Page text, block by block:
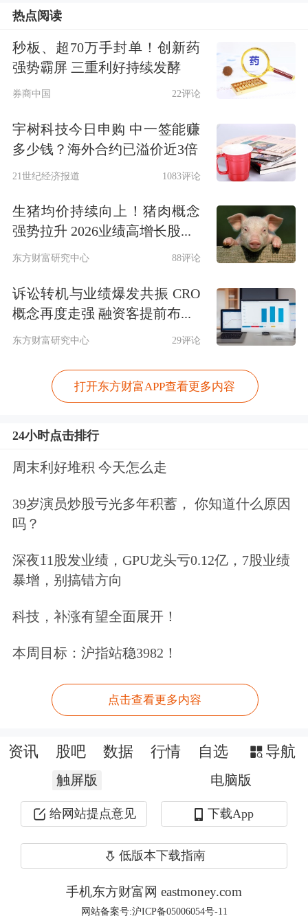
向并不会改变，而组织/产品/渠道/营销
等多维综合能力支持美妆公司从1到n持
续增长。从品牌和品类上看，当前多数
公司从护肤品类，通过主品牌产品线拓
展、收并购/自孵化子品牌等方式，拓
展至彩妆、香水、洗护、母婴、驱蚊等
品类。从国际化上看，当前国货美妆公
司尚处于萌芽布局期。
▍业绩回顾：优质公司稳健增长，销售
费用率普遍有所提升。
①收入端：2025H1，11家重点美妆上市
跑美妆大盘（同期社零额美妆，同比
态势，毛戈平
生物/等仍保持快速增长。
②利润端：2025H1，中国10家重点美
妆上市公司合计归母净利润同比基本持
平，各公司利润分化，毛戈平/上美股
份/巨子生物等仍保持快速增长。
结构等因素影响，大部分上市公司综合
毛利率呈上升态势；而销售费用率、营
销推广费率普遍提升；毛销差、毛推差
分化，微降者居多。
▍国产替代趋势延续，本土品牌份额提
升。
根据Euromonitor数据，2024年中国重点
护肤品品牌市占率为35.5%，假设“其
他”（尾部品牌）中80%为本土品牌，
热点阅读
秒板、超70万手封单！创新药
强势霸屏 三重利好持续发酵
券商中国 22评论
宇树科技今日申购 中一签能赚
多少钱？海外合约已溢价近3倍
21世纪经济报道 1083评论
生猪均价持续向上！猪肉概念
强势拉升 2026业绩高增长股...
东方财富研究中心 88评论
诉讼转机与业绩爆发共振 CRO
概念再度走强 融资客提前布...
东方财富研究中心 29评论
打开东方财富APP查看更多内容
24小时点击排行
周末利好堆积 今天怎么走
39岁演员炒股亏光多年积蓄， 你知道什么原因
吗？
深夜11股发业绩，GPU龙头亏0.12亿，7股业绩
暴增，别搞错方向
科技，补涨有望全面展开！
本周目标：沪指站稳3982！
点击查看更多内容
资讯 股吧 数据 行情 自选 导航
触屏版 电脑版
给网站提点意见 下载App
低版本下载指南
手机东方财富网 eastmoney.com
网站备案号:沪ICP备05006054号-11